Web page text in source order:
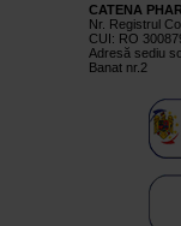
CATENA
Nr. Registrul
CUI: RO
Adresă sediu
Banat nr.2